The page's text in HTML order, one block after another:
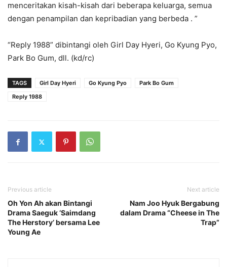
menceritakan kisah-kisah dari beberapa keluarga, semua
dengan penampilan dan kepribadian yang berbeda . ”
“Reply 1988” dibintangi oleh Girl Day Hyeri, Go Kyung Pyo,
Park Bo Gum, dll. (kd/rc)
TAGS Girl Day Hyeri Go Kyung Pyo
Park Bo Gum
Reply 1988
Previous article
Oh Yon Ah akan Bintangi
Drama Saeguk ‘Saimdang
The Herstory’ bersama Lee
Young Ae
Next article
Nam Joo Hyuk Bergabung
dalam Drama “Cheese in The
Trap”